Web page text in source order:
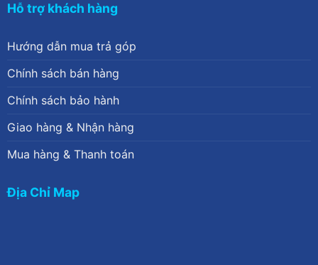
Hỗ trợ khách hàng
Hướng dẫn mua trả góp
Chính sách bán hàng
Chính sách bảo hành
Giao hàng & Nhận hàng
Mua hàng & Thanh toán
Địa Chỉ Map